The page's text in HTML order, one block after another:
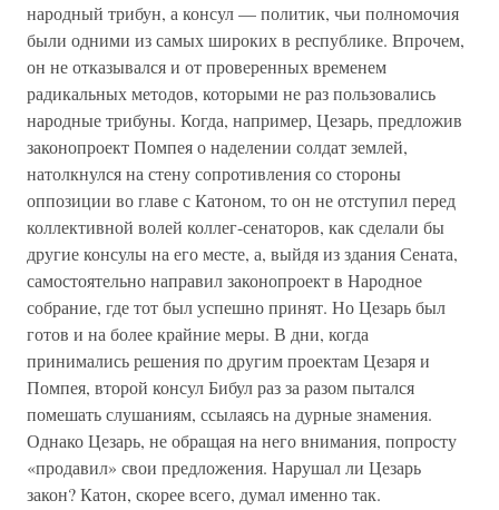
народный трибун, а консул — политик, чьи полномочия
были одними из самых широких в республике. Впрочем,
он не отказывался и от проверенных временем
радикальных методов, которыми не раз пользовались
народные трибуны. Когда, например, Цезарь, предложив
законопроект Помпея о наделении солдат землей,
натолкнулся на стену сопротивления со стороны
оппозиции во главе с Катоном, то он не отступил перед
коллективной волей коллег-сенаторов, как сделали бы
другие консулы на его месте, а, выйдя из здания Сената,
самостоятельно направил законопроект в Народное
собрание, где тот был успешно принят. Но Цезарь был
готов и на более крайние меры. В дни, когда
принимались решения по другим проектам Цезаря и
Помпея, второй консул Бибул раз за разом пытался
помешать слушаниям, ссылаясь на дурные знамения.
Однако Цезарь, не обращая на него внимания, попросту
«продавил» свои предложения. Нарушал ли Цезарь
закон? Катон, скорее всего, думал именно так.